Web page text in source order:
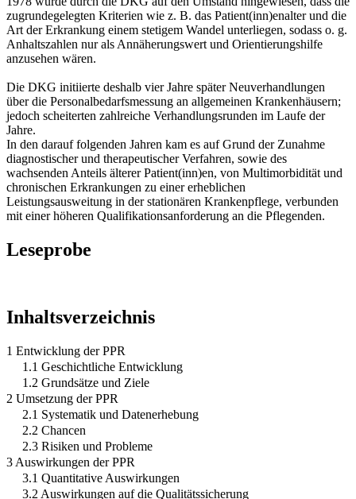
zugrundegelegten Kriterien wie z. B. das Patient(inn)enalter und die
Art der Erkrankung einem stetigem Wandel unterliegen, sodass o. g.
Anhaltszahlen nur als Annäherungswert und Orientierungshilfe
anzusehen wären.
Die DKG initiierte deshalb vier Jahre später Neuverhandlungen
über die Personalbedarfsmessung an allgemeinen Krankenhäusern;
jedoch scheiterten zahlreiche Verhandlungsrunden im Laufe der
Jahre.
In den darauf folgenden Jahren kam es auf Grund der Zunahme
diagnostischer und therapeutischer Verfahren, sowie des
wachsenden Anteils älterer Patient(inn)en, von Multimorbidität und
chronischen Erkrankungen zu einer erheblichen
Leistungsausweitung in der stationären Krankenpflege, verbunden
mit einer höheren Qualifikationsanforderung an die Pflegenden.
Leseprobe
Inhaltsverzeichnis
1 Entwicklung der PPR
1.1 Geschichtliche Entwicklung
1.2 Grundsätze und Ziele
2 Umsetzung der PPR
2.1 Systematik und Datenerhebung
2.2 Chancen
2.3 Risiken und Probleme
3 Auswirkungen der PPR
3.1 Quantitative Auswirkungen
3.2 Auswirkungen auf die Qualitätssicherung